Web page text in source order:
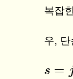
복잡
우, 단
s =
s=jω